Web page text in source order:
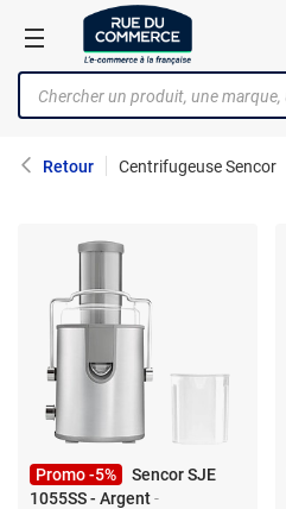
Retour Centrifugeuse Sencor
Promo -5%
Sencor SJE
1055SS - Argent-